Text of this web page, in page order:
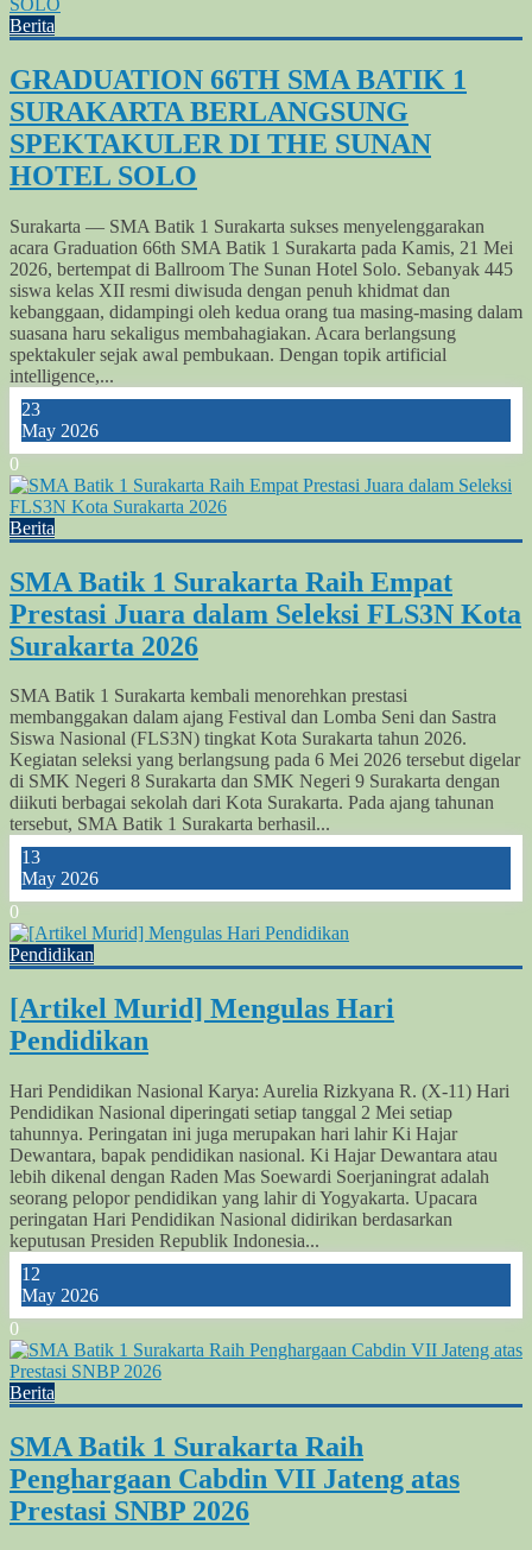
Berita
GRADUATION 66TH SMA BATIK 1
SURAKARTA BERLANGSUNG
SPEKTAKULER DI THE SUNAN
HOTEL SOLO
Surakarta — SMA Batik 1 Surakarta sukses menyelenggarakan
acara Graduation 66th SMA Batik 1 Surakarta pada Kamis, 21 Mei
2026, bertempat di Ballroom The Sunan Hotel Solo. Sebanyak 445
siswa kelas XII resmi diwisuda dengan penuh khidmat dan
kebanggaan, didampingi oleh kedua orang tua masing-masing dalam
suasana haru sekaligus membahagiakan. Acara berlangsung
spektakuler sejak awal pembukaan. Dengan topik artificial
intelligence,...
23
May 2026
0
Berita
SMA Batik 1 Surakarta Raih Empat
Prestasi Juara dalam Seleksi FLS3N Kota
Surakarta 2026
SMA Batik 1 Surakarta kembali menorehkan prestasi
membanggakan dalam ajang Festival dan Lomba Seni dan Sastra
Siswa Nasional (FLS3N) tingkat Kota Surakarta tahun 2026.
Kegiatan seleksi yang berlangsung pada 6 Mei 2026 tersebut digelar
di SMK Negeri 8 Surakarta dan SMK Negeri 9 Surakarta dengan
diikuti berbagai sekolah dari Kota Surakarta. Pada ajang tahunan
tersebut, SMA Batik 1 Surakarta berhasil...
13
May 2026
0
Pendidikan
[Artikel Murid] Mengulas Hari
Pendidikan
Hari Pendidikan Nasional Karya: Aurelia Rizkyana R. (X-11) Hari
Pendidikan Nasional diperingati setiap tanggal 2 Mei setiap
tahunnya. Peringatan ini juga merupakan hari lahir Ki Hajar
Dewantara, bapak pendidikan nasional. Ki Hajar Dewantara atau
lebih dikenal dengan Raden Mas Soewardi Soerjaningrat adalah
seorang pelopor pendidikan yang lahir di Yogyakarta. Upacara
peringatan Hari Pendidikan Nasional didirikan berdasarkan
keputusan Presiden Republik Indonesia...
12
May 2026
0
Berita
SMA Batik 1 Surakarta Raih
Penghargaan Cabdin VII Jateng atas
Prestasi SNBP 2026